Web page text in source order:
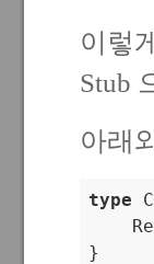
이렇
Stub
아래
type
}